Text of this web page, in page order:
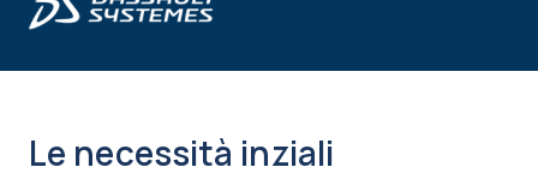
Le necessità inziali